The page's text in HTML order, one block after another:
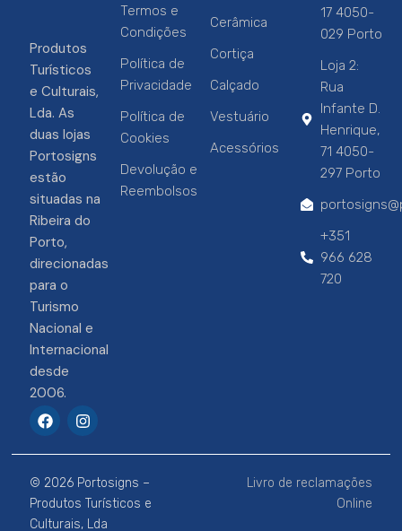
Produtos
Turísticos
e Culturais,
Lda. As
duas lojas
Portosigns
estão
situadas na
Ribeira do
Porto,
direcionadas
para o
Turismo
Nacional e
Internacional
desde
2006.
F
a
e
b
o
o
k
I
n
t
a
g
r
a
Termos e
Condições
Política de
Privacidade
Política de
Cookies
Devolução e
Reembolsos
Cerâmica
Cortiça
Calçado
Vestuário
Acessórios
17 4050-
029 Porto
Loja 2:
Rua
Infante D.
Henrique,
71 4050-
297 Porto
+351
966 628
720
© 2026 Portosigns –
Produtos Turísticos e
Culturais, Lda
Livro de reclamações
Online